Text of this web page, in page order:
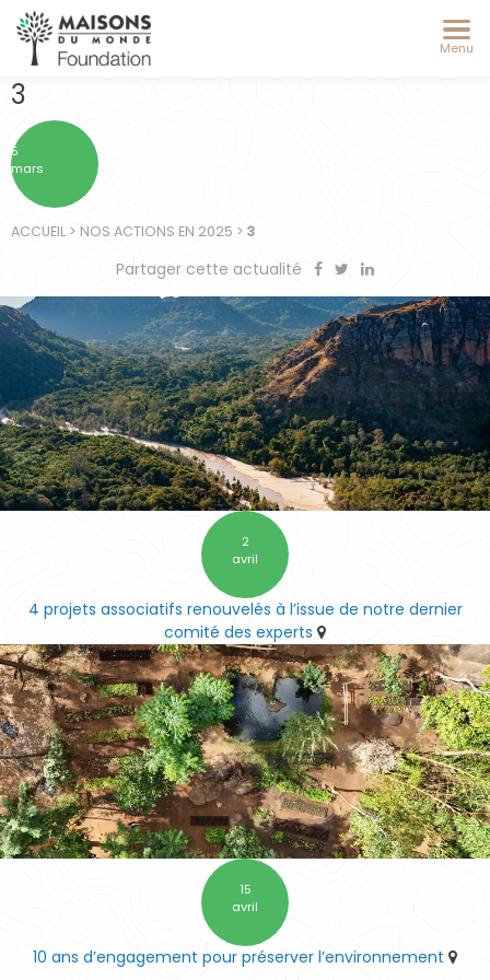
Menu
3
5
mars
ACCUEIL > NOS ACTIONS EN 2025 > 3
Partager cette actualité
2
avril
4 projets associatifs renouvelés à l’issue de notre dernier
comité des experts
15
avril
10 ans d’engagement pour préserver l’environnement